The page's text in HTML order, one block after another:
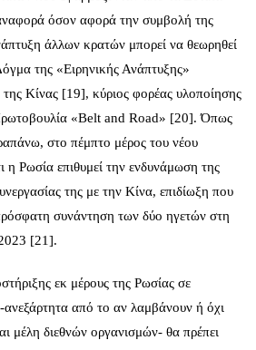
όσον αφορά την συμβολή της
άλλων κρατών μπορεί να θεωρηθεί
της «Ειρηνικής Ανάπτυξης»
Κίνας [19], κύριος φορέας υλοποίησης
«Belt and Road» [20]. Όπως
στο πέμπτο μέρος του νέου
η Ρωσία επιθυμεί την ενδυνάμωση της
της με την Κίνα, επιδίωξη που
συνάντηση των δύο ηγετών στη
[21].
εκ μέρους της Ρωσίας σε
ανεξάρτητα από το αν λαμβάνουν ή όχι
μέλη διεθνών οργανισμών- θα πρέπει